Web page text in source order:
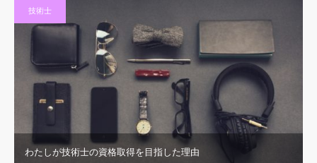
技術士
わたしが技術士の資格取得を目指した理由